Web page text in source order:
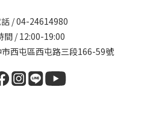
/ 04-24614980
間 / 12:00-19:00
西屯區西屯路三段166-59號